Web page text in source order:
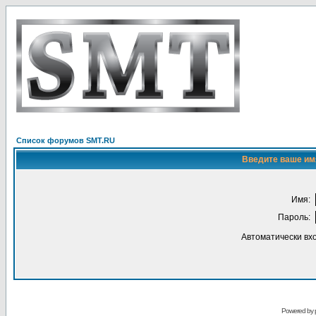
Список форумов SMT.RU
Введите ваше
Имя:
Пароль:
Автоматически
Powered by